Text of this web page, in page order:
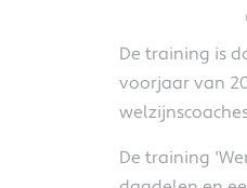
De training is
voorjaar van
De training
en
Lees